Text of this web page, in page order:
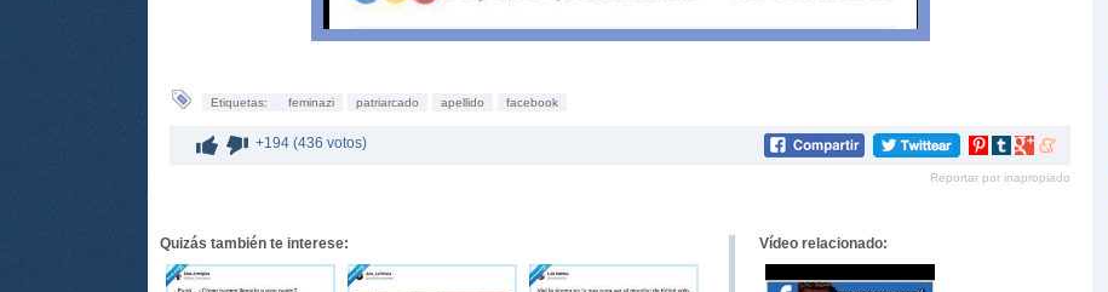
Etiquetas: feminazi patriarcado apellido facebook
+194 (436 votos)
Compartir
Pinterest
Compartir
tumblr
Compartir
Google+
Compartir
meneame
Reportar por inapropiado
Quizás también te interese: Vídeo relacionado: